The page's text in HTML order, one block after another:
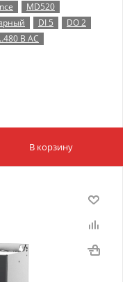
MD520
DI 5
DO 2
В AC
В корзину